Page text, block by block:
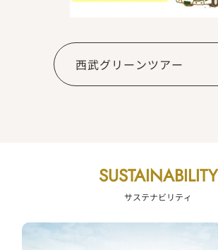
西武グリーンツアー
SUSTAINABILITY
サステナビリティ